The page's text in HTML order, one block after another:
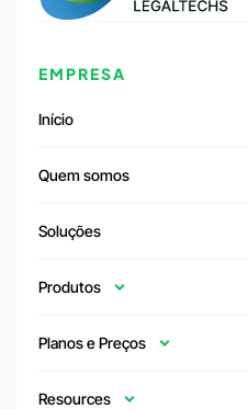
EMPRESA
Início
Quem somos
Soluções
Produtos
Planos e Preços
Resources